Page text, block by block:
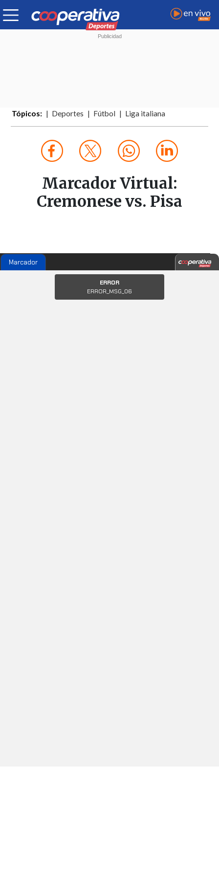
Tópicos: Deportes Fútbol Liga italiana
Marcador Virtual:
Cremonese vs. Pisa
Marcador